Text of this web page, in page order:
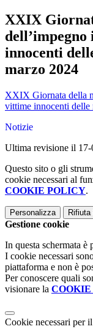
XXIX
innocenti
marzo 2024
XXIX Giornata della
vittime innocenti
Notizie
Ultima revisione il 17-
Questo sito o gli
cookie necessari al
COOKIE POLICY.
Personalizza Rifiuta
Gestione cookie
In questa schermata è
I cookie necessari
piattaforma e non è
Per conoscere quali
visionare la
Cookie necessari per